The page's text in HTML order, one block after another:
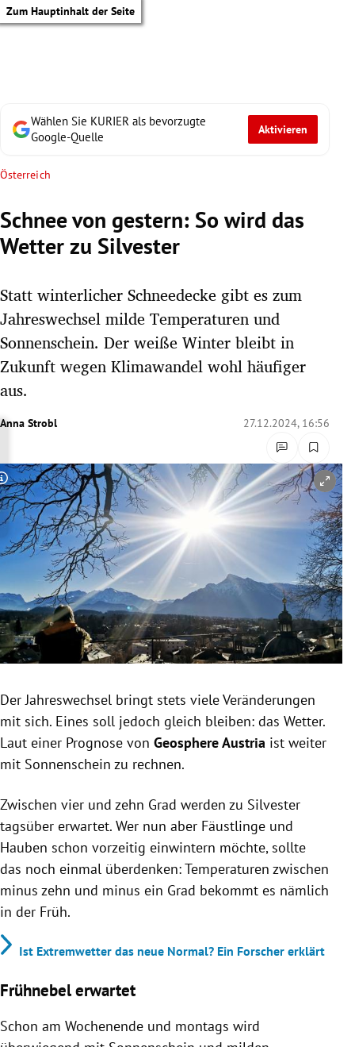
Zum Hauptinhalt der Seite
Untermenü
Untermenü
Untermenü
Untermenü
Untermenü
Untermenü
Untermenü
Wählen Sie KURIER als bevorzugte
Google-Quelle
Aktivieren
Österreich
Schnee von gestern: So wird das
Wetter zu Silvester
Statt winterlicher Schneedecke gibt es zum
Jahreswechsel milde Temperaturen und
Sonnenschein. Der weiße Winter bleibt in
Zukunft wegen Klimawandel wohl häufiger
aus.
Anna Strobl 27.12.2024, 16:56
Copyright-Hinweis öffnen/schließen
Der Jahreswechsel bringt stets viele Veränderungen
mit sich. Eines soll jedoch gleich bleiben: das Wetter.
Laut einer Prognose von Geosphere Austria ist weiter
mit Sonnenschein zu rechnen.
Zwischen vier und zehn Grad werden zu Silvester
tagsüber erwartet. Wer nun aber Fäustlinge und
Hauben schon vorzeitig einwintern möchte, sollte
das noch einmal überdenken: Temperaturen zwischen
minus zehn und minus ein Grad bekommt es nämlich
in der Früh.
Ist Extremwetter das neue Normal? Ein Forscher erklärt
Frühnebel erwartet
Schon am Wochenende und montags wird